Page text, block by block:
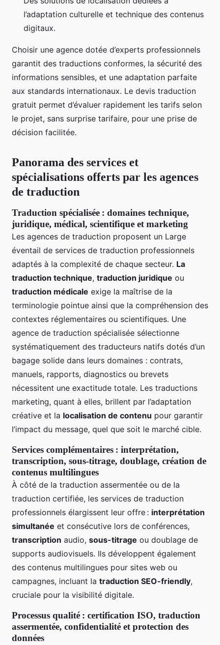
l’adaptation culturelle et technique des contenus
digitaux.
Choisir une agence dotée d’experts professionnels
garantit des traductions conformes, la sécurité des
informations sensibles, et une adaptation parfaite
aux standards internationaux. Le devis traduction
gratuit permet d’évaluer rapidement les tarifs selon
le projet, sans surprise tarifaire, pour une prise de
décision facilitée.
Panorama des services et
spécialisations offerts par les agences
de traduction
Traduction spécialisée : domaines technique,
juridique, médical, scientifique et marketing
Les agences de traduction proposent un Large
éventail de services de traduction professionnels
adaptés à la complexité de chaque secteur. La
traduction technique, traduction juridique ou
traduction médicale exige la maîtrise de la
terminologie pointue ainsi que la compréhension des
contextes réglementaires ou scientifiques. Une
agence de traduction spécialisée sélectionne
systématiquement des traducteurs natifs dotés d’un
bagage solide dans leurs domaines : contrats,
manuels, rapports, diagnostics ou brevets
nécessitent une exactitude totale. Les traductions
marketing, quant à elles, brillent par l’adaptation
créative et la localisation de contenu pour garantir
l’impact du message, quel que soit le marché cible.
Services complémentaires : interprétation,
transcription, sous-titrage, doublage, création de
contenus multilingues
À côté de la traduction assermentée ou de la
traduction certifiée, les services de traduction
professionnels élargissent leur offre : interprétation
simultanée et consécutive lors de conférences,
transcription audio, sous-titrage ou doublage de
supports audiovisuels. Ils développent également
des contenus multilingues pour sites web ou
campagnes, incluant la traduction SEO-friendly,
cruciale pour la visibilité digitale.
Processus qualité : certification ISO, traduction
assermentée, confidentialité et protection des
données